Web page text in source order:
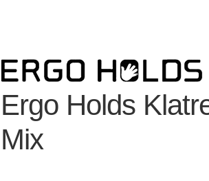
Ergo Holds
Mix